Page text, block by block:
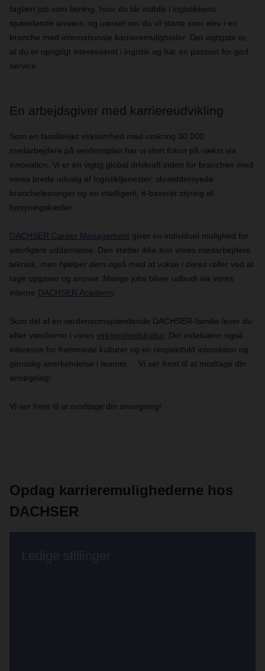
faglært job som lærling, hvor du får indblik i logistikkens
spændende univers; og uanset om du vil starte som elev i en
branche med internationale karrieremuligheder. Det vigtigste er,
at du er oprigtigt interesseret i logistik og har en passion for god
service.
En arbejdsgiver med karriereudvikling
Som en familieejet virksomhed med omkring 30.000
medarbejdere på verdensplan har vi stort fokus på vækst via
innovation. Vi er en vigtig global drivkraft inden for branchen med
vores brede udvalg af logistiktjenester, skræddersyede
brancheløsninger og en intelligent, it-baseret styring af
forsyningskæder.
DACHSER Career Management giver en individuel mulighed for
yderligere uddannelse. Den støtter ikke kun vores medarbejdere
teknisk, men hjælper dem også med at vokse i deres roller ved at
tage opgaver og ansvar. Mange jobs bliver udbudt via vores
interne DACHSER Academy.
Som del af en verdensomspændende DACHSER-familie lever du
efter værdierne i vores virksomhedskultur . Det indebærer også
interesse for fremmede kulturer og en respektfuld interaktion og
gensidig anerkendelse i teamet. Vi ser frem til at modtage din
ansøgning!
Vi ser frem til at modtage din ansøgning!
Opdag karrieremulighederne hos
DACHSER